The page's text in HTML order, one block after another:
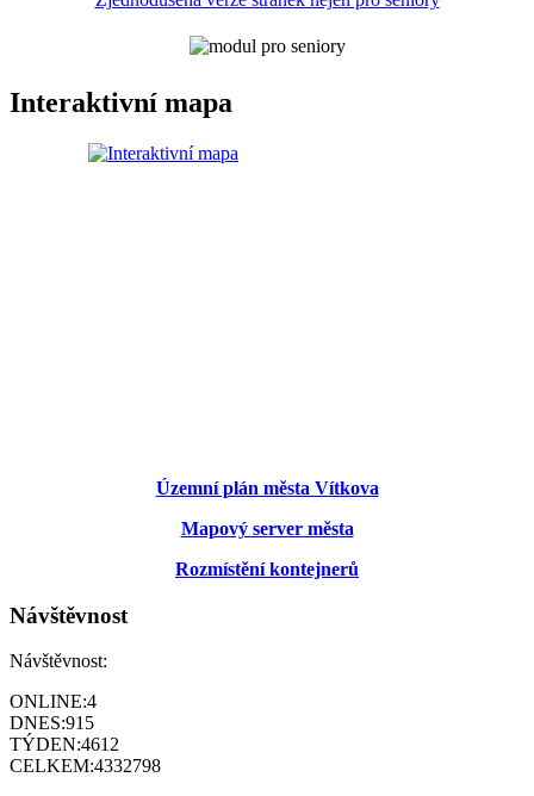
Interaktivní mapa
Územní plán města Vítkova
Mapový server města
Rozmístění kontejnerů
Návštěvnost
Návštěvnost:
ONLINE:4
DNES:915
TÝDEN:4612
CELKEM:4332798